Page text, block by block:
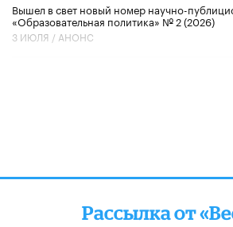
Вышел в свет новый номер научно-
«Образовательная политика» № 2 (2026)
3 ИЮЛЯ / АНОНС
Рассылка от